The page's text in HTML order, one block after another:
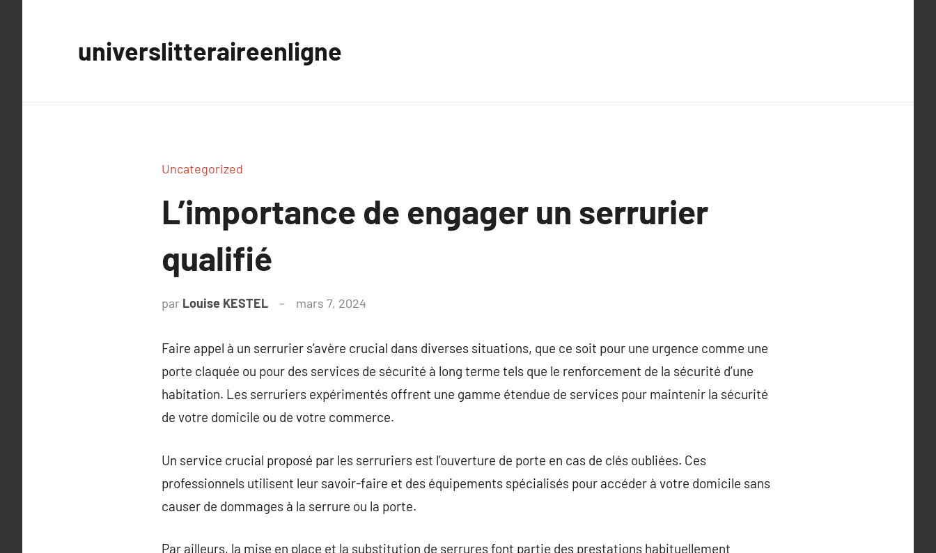
universlitteraireenligne
Uncategorized
L’importance de engager un serrurier
qualifié
par Louise KESTEL mars 7, 2024
Faire appel à un serrurier s’avère crucial dans diverses situations, que ce soit pour une urgence comme une
porte claquée ou pour des services de sécurité à long terme tels que le renforcement de la sécurité d’une
habitation. Les serruriers expérimentés offrent une gamme étendue de services pour maintenir la sécurité
de votre domicile ou de votre commerce.
Un service crucial proposé par les serruriers est l’ouverture de porte en cas de clés oubliées. Ces
professionnels utilisent leur savoir-faire et des équipements spécialisés pour accéder à votre domicile sans
causer de dommages à la serrure ou la porte.
Par ailleurs, la mise en place et la substitution de serrures font partie des prestations habituellement